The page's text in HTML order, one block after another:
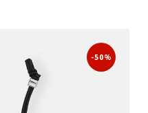
-50%